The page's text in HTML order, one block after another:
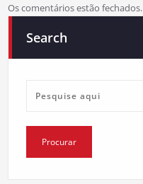
Os comentários estão fechados.
Search